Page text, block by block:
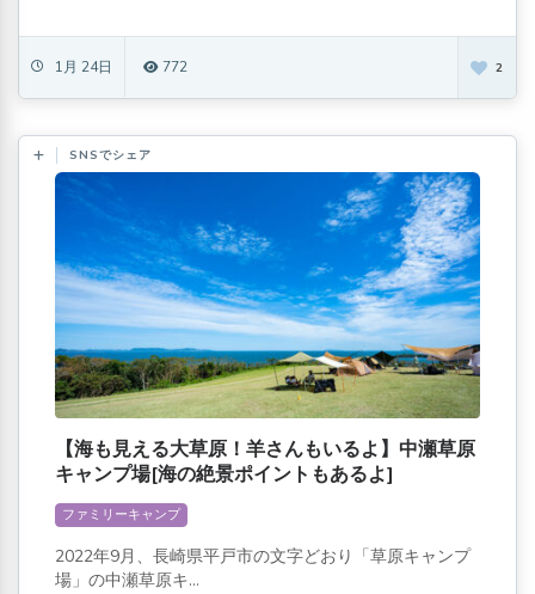
1月 24日 772 2
SNSでシェア
【海も見える大草原！羊さんもいるよ】中瀬草原
キャンプ場[海の絶景ポイントもあるよ]
ファミリーキャンプ
2022年9月、長崎県平戸市の文字どおり「草原キャンプ
場」の中瀬草原キ...